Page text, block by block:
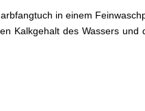
in einem
Kalkgehalt des Wassers